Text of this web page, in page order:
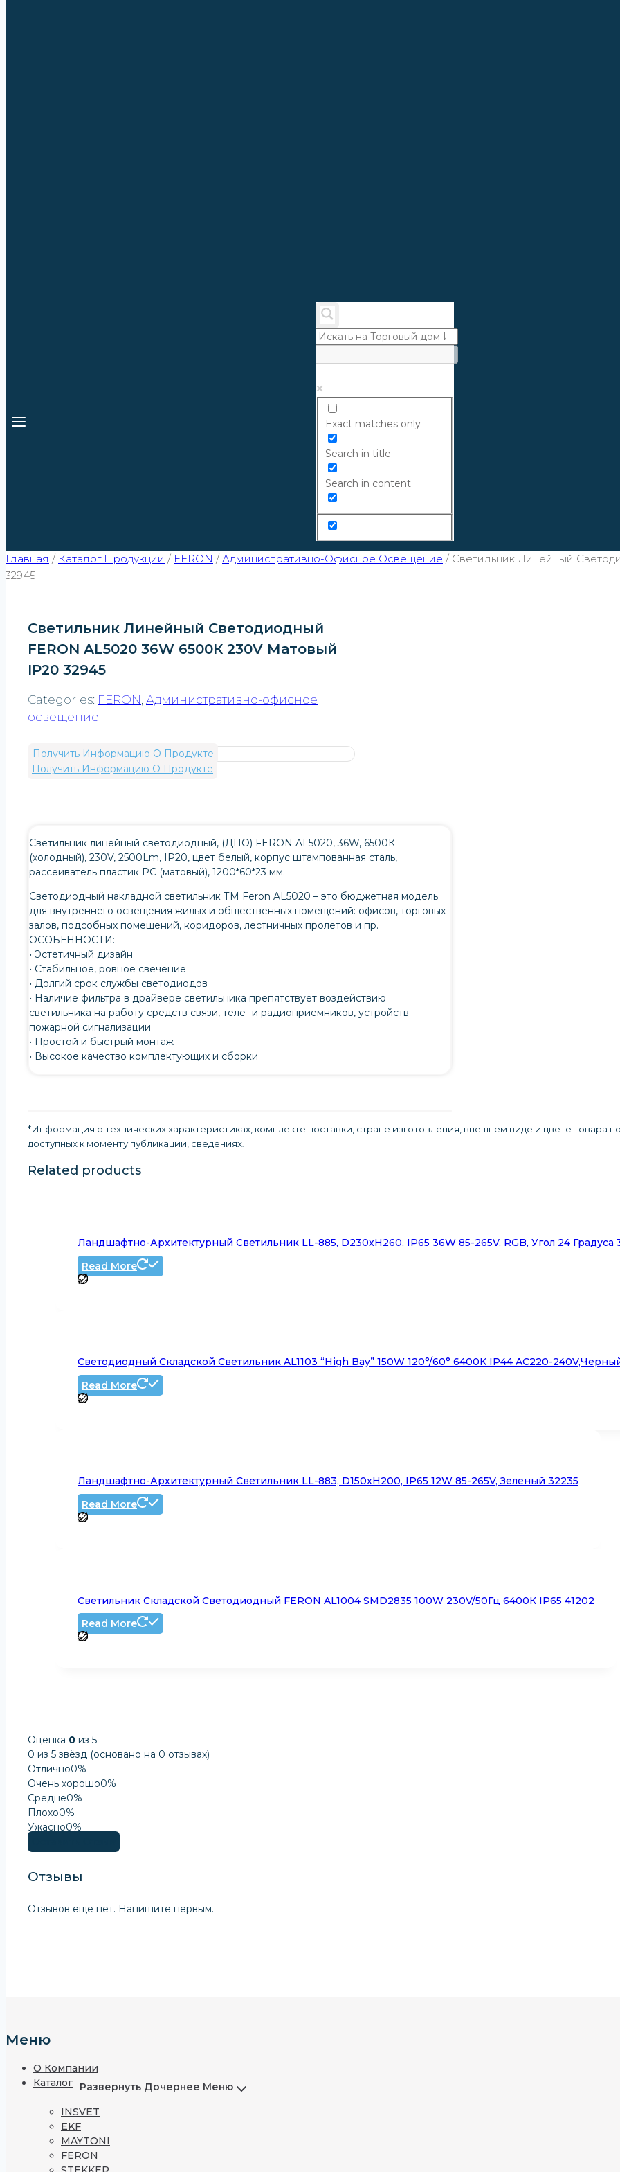
Exact matches only
Search in title
Search in content
Главная / Каталог Продукции / FERON / Административно-Офисное Освещение / Светильник Линейный
32945
Светильник Линейный Светодиодный
FERON AL5020 36W 6500К 230V Матовый
IP20 32945
Categories: FERON, Административно-офисное
освещение
Получить Информацию О Продукте
Получить Информацию О Продукте
Светильник линейный светодиодный, (ДПО) FERON AL5020, 36W, 6500К
(холодный), 230V, 2500Lm, IP20, цвет белый, корпус штампованная сталь,
рассеиватель пластик PC (матовый), 1200*60*23 мм.
Светодиодный накладной светильник ТМ Feron AL5020 – это бюджетная модель
для внутреннего освещения жилых и общественных помещений: офисов, торговых
залов, подсобных помещений, коридоров, лестничных пролетов и пр.
ОСОБЕННОСТИ:
• Эстетичный дизайн
• Стабильное, ровное свечение
• Долгий срок службы светодиодов
• Наличие фильтра в драйвере светильника препятствует воздействию
светильника на работу средств связи, теле- и радиоприемников, устройств
пожарной сигнализации
• Простой и быстрый монтаж
• Высокое качество комплектующих и сборки
*Информация о технических характеристиках, комплекте поставки, стране изготовления, внешнем виде и цвете товара
доступных к моменту публикации, сведениях.
Related products
Ландшафтно-Архитектурный Светильник LL-885, D230xH260, IP65 36W 85-265V, RGB, Угол 24 Градуса
Read More
Светодиодный Складской Светильник AL1103 “High Bay” 150W 120°/60° 6400K IP44 AC220-
Read More
Ландшафтно-Архитектурный Светильник LL-883, D150xH200, IP65 12W 85-265V, Зеленый 32235
Read More
Светильник Складской Светодиодный FERON AL1004 SMD2835 100W 230V/50Гц 6400К IP65 41202
Read More
Оценка 0 из 5
0 из 5 звёзд (основано на 0 отзывах)
Отлично0%
Очень хорошо0%
Средне0%
Плохо0%
Ужасно0%
Отзывы
Отзывов ещё нет. Напишите первым.
Меню
О Компании
Каталог
Развернуть Дочернее Меню
INSVET
EKF
MAYTONI
FERON